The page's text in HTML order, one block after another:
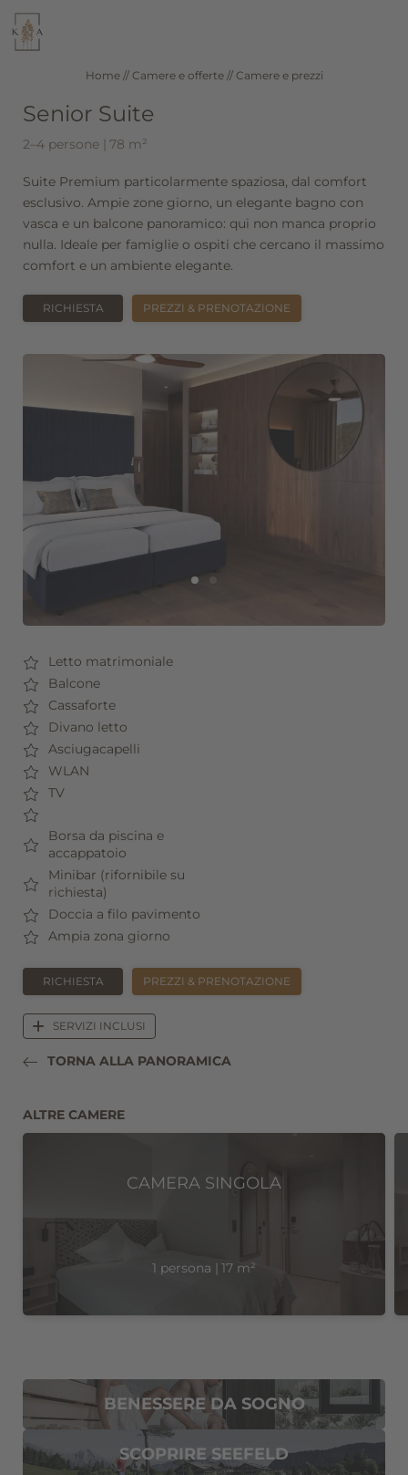
Hotel
Wellness
Camere e offerte
Camere e prezzi
Servizi inclusi
Richiesta
Prenotazione
IT EN
Home // Camere e offerte // Camere e prezzi
Senior Suite
2–4 persone | 78 m²
Suite Premium particolarmente spaziosa, dal comfort
esclusivo. Ampie zone giorno, un elegante bagno con
vasca e un balcone panoramico: qui non manca proprio
nulla. Ideale per famiglie o ospiti che cercano il massimo
comfort e un ambiente elegante.
RICHIESTA PREZZI & PRENOTAZIONE
Letto matrimoniale
Balcone
Cassaforte
Divano letto
Asciugacapelli
WLAN
TV
Borsa da piscina e
accappatoio
Minibar (rifornibile su
richiesta)
Doccia a filo pavimento
Ampia zona giorno
RICHIESTA PREZZI & PRENOTAZIONE
SERVIZI INCLUSI
TORNA ALLA PANORAMICA
ALTRE CAMERE
CAMERA SINGOLA
1 persona | 17 m²
BENESSERE DA SOGNO
SCOPRIRE SEEFELD
Registrazione alla newsletter
Nome
*campi obbligatori
Invia